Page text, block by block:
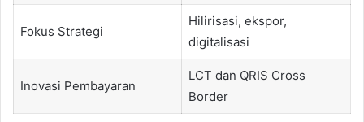
Fokus Strategi
Hilirisasi, ekspor,
digitalisasi
Inovasi Pembayaran
LCT dan QRIS Cross
Border